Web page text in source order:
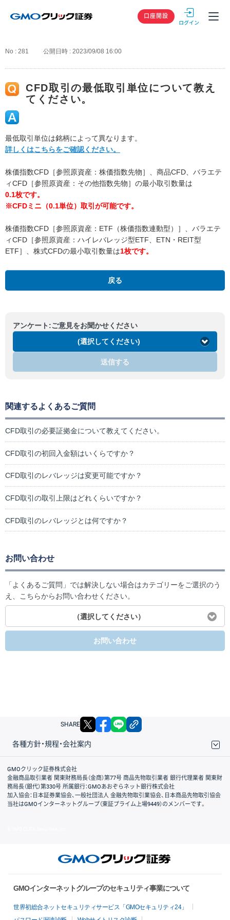
GMOクリック
口座開設
No : 281 公開日時 : 2023/09/08 16:00
CFD取引の最低取引単位について教え
てください。
最低取引単位は銘柄によって異なります。
詳しくはこちらをご確認ください。
株価指数CFD［参照原資産：株価指数先物］、商品CFD、バラエテ
ィCFD［参照原資産：その他指数先物］の最小取引数量は
0.1枚です。
※CFDミニ（0.1単位）取引が可能です。
株価指数CFD［参照原資産：ETF（株価指数連動型）］、バラエテ
ィCFD［参照原資産：ハイレバレッジ型ETF、ETN・REIT型
ETF］、株式CFDの最小取引数量は1枚です。
戻る
アンケート:ご意見をお聞かせください
(選択してください)
送信する
関連するよくあるご質問
CFD取引の必要証拠金について教えてください。
CFD取引の初回入金額はいくらですか？
CFD取引のレバレッジは変更可能ですか？
CFD取引の取引上限はどれくらいですか？
CFD取引のレバレッジとは何ですか？
お問い合わせ
「よくあるご質問」では解決しない場合はカテゴリーをご選択のう
え、こちらからお問い合わせください。
（選択してください）
お問い合わせ
SHARE X facebook
各種方針・規程・会社案内
取引規程・約款
サイトマップ
その他のご案内
個人情報保護方針
最良執行方針
サイトのご利用について
ディスクレイマー
信託保全
リスク説明
会社案内
GMOクリック証券株式会社
金融商品取引業者 関東財務局長（金商）第77号 商品先物取引業者 銀行代理業者 関東財
務局長（銀代）第330号 所属銀行：GMOあおぞらネット銀行株式会社
加入協会：日本証券業協会、一般社団法人 金融先物取引業協会、日本商品先物取引協会
当社はGMOインターネットグループ（東証プライム上場9449）のメンバーです。
GMOインターネットグループのセキュリティ事業について
世界初総合ネットセキュリティサービス「GMOセキュリティ24」